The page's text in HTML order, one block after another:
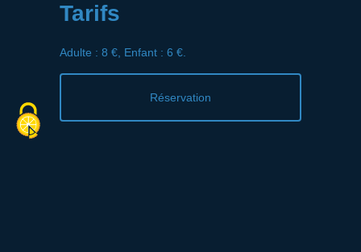
Tarifs
Adulte : 8 €, Enfant : 6 €.
Réservation